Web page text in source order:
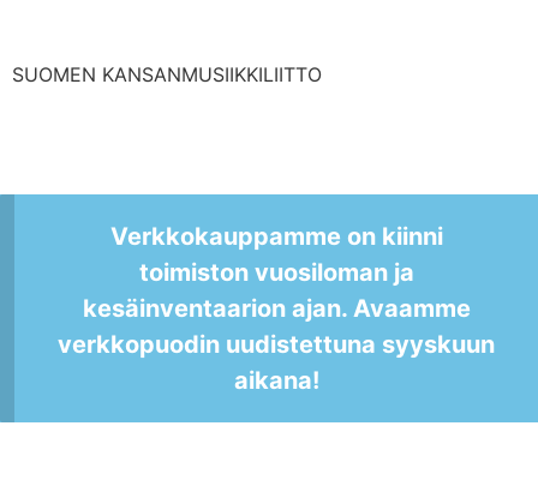
SUOMEN KANSANMUSIIKKILIITTO
Verkkokauppamme on kiinni
toimiston vuosiloman ja
kesäinventaarion ajan. Avaamme
verkkopuodin uudistettuna syyskuun
aikana!